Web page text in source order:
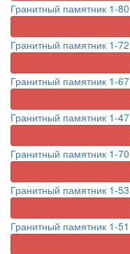
Гранитный памятник 1-80
Гранитный памятник 1-72
Гранитный памятник 1-67
Гранитный памятник 1-47
Гранитный памятник 1-70
Гранитный памятник 1-53
Гранитный памятник 1-51